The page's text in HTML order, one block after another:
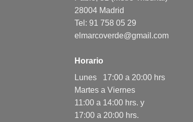
28004 Madrid
Tel: 91 758 05 29
elmarcoverde@gmail.com
Horario
Lunes 17:00 a 20:00 hrs
Martes a Viernes
11:00 a 14:00 hrs. y
17:00 a 20:00 hrs.